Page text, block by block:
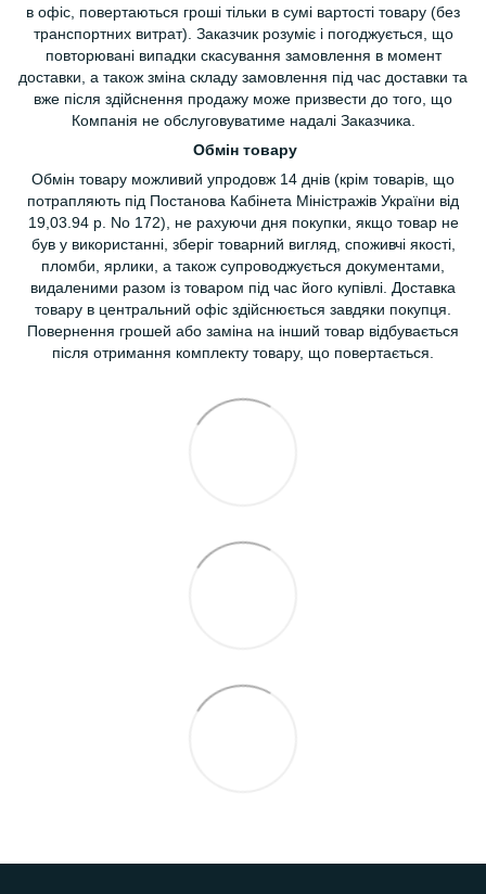
в офіс, повертаються гроші тільки в сумі вартості товару (без
транспортних витрат). Заказчик розуміє і погоджується, що
повторювані випадки скасування замовлення в момент
доставки, а також зміна складу замовлення під час доставки та
вже після здійснення продажу може призвести до того, що
Компанія не обслуговуватиме надалі Заказчика.
Обмін товару
Обмін товару можливий упродовж 14 днів (крім товарів, що
потрапляють під Постанова Кабінета Міністражів України від
19,03.94 р. No 172), не рахуючи дня покупки, якщо товар не
був у використанні, зберіг товарний вигляд, споживчі якості,
пломби, ярлики, а також супроводжується документами,
видаленими разом із товаром під час його купівлі. Доставка
товару в центральний офіс здійснюється завдяки покупця.
Повернення грошей або заміна на інший товар відбувається
після отримання комплекту товару, що повертається.